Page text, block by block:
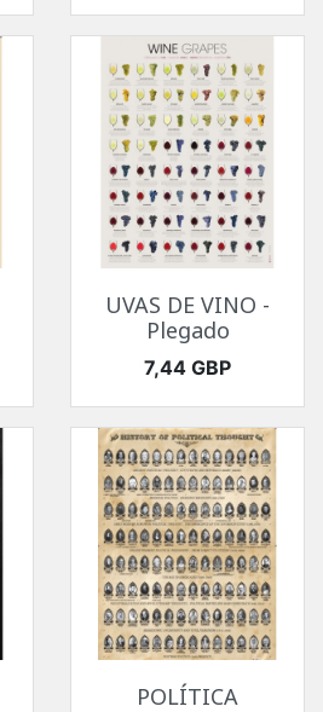
UVAS DE VINO -
Plegado
Precio
7,44 GBP
POLÍTICA